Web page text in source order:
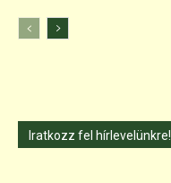
Iratkozz fel hírlevelünkre!